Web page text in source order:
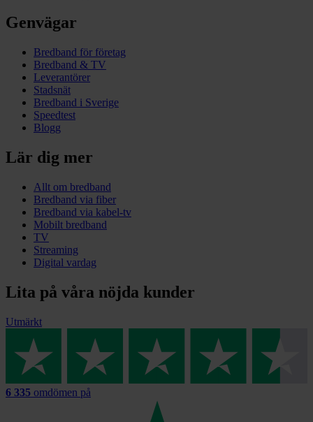
Genvägar
Bredband för företag
Bredband & TV
Leverantörer
Stadsnät
Bredband i Sverige
Speedtest
Blogg
Lär dig mer
Allt om bredband
Bredband via fiber
Bredband via kabel-tv
Mobilt bredband
TV
Streaming
Digital vardag
Lita på våra nöjda kunder
Utmärkt
6 335 omdömen på